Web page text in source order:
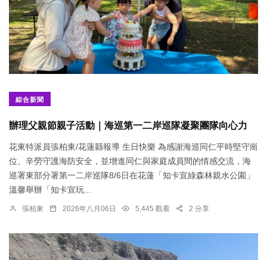
綜合新聞
辦理父親節親子活動｜海巡第一二岸巡隊凝聚團隊向心力
花東特派員張柏東/花蓮縣報導 生日快樂 為感謝海巡同仁平時堅守崗
位、辛勞守護海防安全，並增進同仁與家庭成員間的情感交流，海
巡署東部分署第一二岸巡隊8/6日在花蓮「知卡宣綠森林親水公園」
溫馨舉辦「知卡宣玩...
張柏東 2026年八月06日 5,445 觀看 2 分享